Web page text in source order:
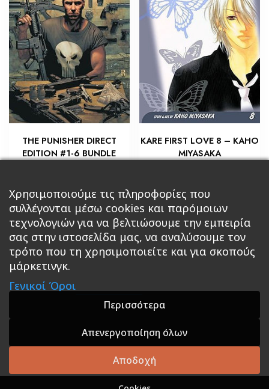
THE PUNISHER DIRECT
EDITION #1-6 BUNDLE
Προσθήκη στο καλάθι
KARE FIRST LOVE 8 – KAHO
MIYASAKA
Προσθήκη στο καλάθι
Κεντρική Βιβλία
Roleplaying Games Ψυχαγωγία Εκδόσεις Βάρδος
Σε Προσφορά
A theme by GradientThemes - A theme by Gradient
Themes
Χρησιμοποιούμε τις πληροφορίες που
συλλέγονται μέσω cookies και παρόμοιων
τεχνολογιών για να βελτιώσουμε την εμπειρία
σας στην ιστοσελίδα μας, να αναλύσουμε τον
τρόπο που τη χρησιμοποιείτε και για σκοπούς
μάρκετινγκ.
Γενικοί Όροι
Περισσότερα
Απενεργοποίηση όλων
Αποδοχή